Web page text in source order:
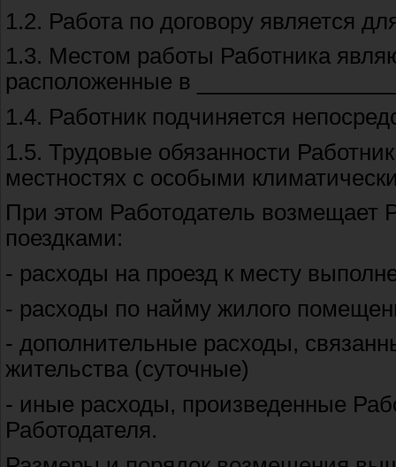
1.2. Работа по договору является
1.3. Местом работы Работника
расположенные в
1.4. Работник подчиняется
1.5. Трудовые обязанности
местностях с особыми
При этом Работодатель возмещает
поездками:
- расходы на проезд к месту
- расходы по найму жилого
- дополнительные расходы,
жительства (суточные)
- иные расходы, произведенные
Работодателя.